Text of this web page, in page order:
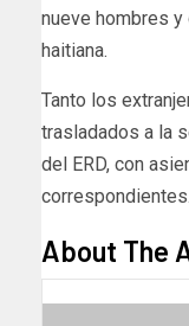
nueve hombres
haitiana.
Tanto los
trasladados a la
del ERD, con
correspondientes.
About The